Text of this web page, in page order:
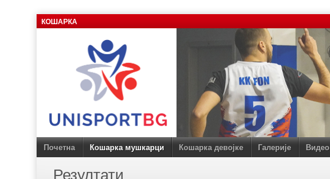
Skip
to
КОШАРКА
Почетна Кошарка мушкарци Кошарка девојке Галерије Видео
Резултати